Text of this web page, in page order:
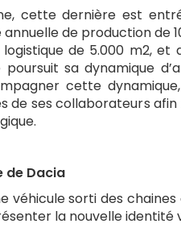
cette dernière est
de production de
de 5.000 m2,
sa dynamique
cette
de ses collaborateurs
de Dacia
véhicule sorti des
la nouvelle identité